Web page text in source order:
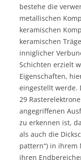
bestehe die
metallischen
keramischen
keramischen
inniglicher
Schichten erzielt
Eigenschaften,
eingestellt werde.
29
angegriffenen
zu erkennen ist,
als auch die
pattern“) in ihrem
ihren